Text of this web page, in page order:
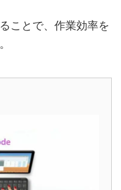
ことで、作業効率を